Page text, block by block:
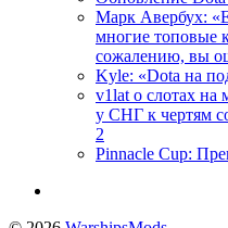
Марк Авербух:
многие топовые
сожалению, вы
Kyle: «Dota на
v1lat о слотах на
у СНГ к чертям
2
Pinnacle Cup: